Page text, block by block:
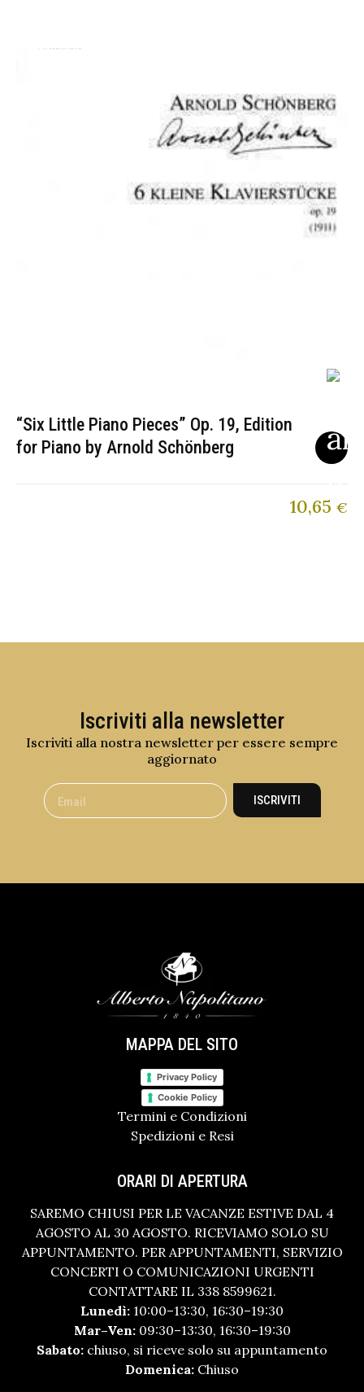
“Six Little Piano Pieces” Op. 19, Edition
for Piano by Arnold Schönberg
10,65 €
Iscriviti alla newsletter
Iscriviti alla nostra newsletter per essere sempre
aggiornato
ISCRIVITI
MAPPA DEL SITO
Privacy Policy
Cookie Policy
Termini e Condizioni
Spedizioni e Resi
ORARI DI APERTURA
SAREMO CHIUSI PER LE VACANZE ESTIVE DAL 4
AGOSTO AL 30 AGOSTO. RICEVIAMO SOLO SU
APPUNTAMENTO. PER APPUNTAMENTI, SERVIZIO
CONCERTI O COMUNICAZIONI URGENTI
CONTATTARE IL 338 8599621.
Lunedì: 10:00–13:30, 16:30–19:30
Mar–Ven:09:30–13:30, 16:30–19:30
Sabato: chiuso, si riceve solo su appuntamento
Domenica: Chiuso